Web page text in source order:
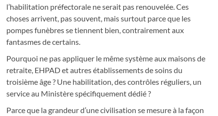
l’habilitation préfectorale ne serait pas renouvelée. Ces
choses arrivent, pas souvent, mais surtout parce que les
pompes funèbres se tiennent bien, contrairement aux
fantasmes de certains.
Pourquoi ne pas appliquer le même système aux maisons de
retraite, EHPAD et autres établissements de soins du
troisième âge ? Une habilitation, des contrôles réguliers, un
service au Ministère spécifiquement dédié ?
Parce que la grandeur d’une civilisation se mesure à la façon